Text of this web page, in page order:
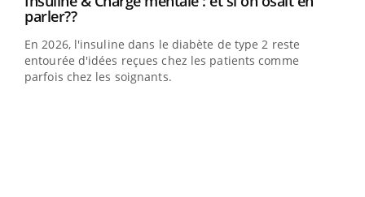
parler??Youtube
En 2026, l'insuline dans le diabète de type 2 reste
entourée d'idées reçues chez les patients comme
parfois chez les soignants.